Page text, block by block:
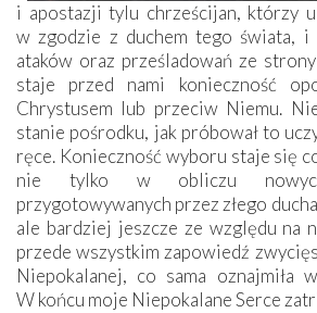
i apostazji tylu chrześcijan, którzy
w zgodzie z duchem tego świata, i
ataków oraz prześladowań ze
staje przed nami konieczność
Chrystusem lub przeciw Niemu.
stanie pośrodku, jak próbował to
ręce. Konieczność wyboru staje się
nie tylko w obliczu nowych
przygotowywanych przez złego
ale bardziej jeszcze ze względu na
przede wszystkim zapowiedź
Niepokalanej, co sama oznajmiła
W końcu moje Niepokalane Serce